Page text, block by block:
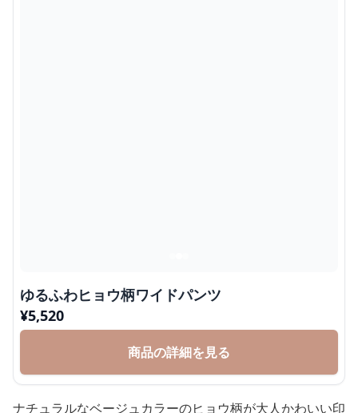
ゆるふわヒョウ柄ワイドパンツ
¥5,520
商品の詳細を見る
ナチュラルなベージュカラーのヒョウ柄が大人かわいい印